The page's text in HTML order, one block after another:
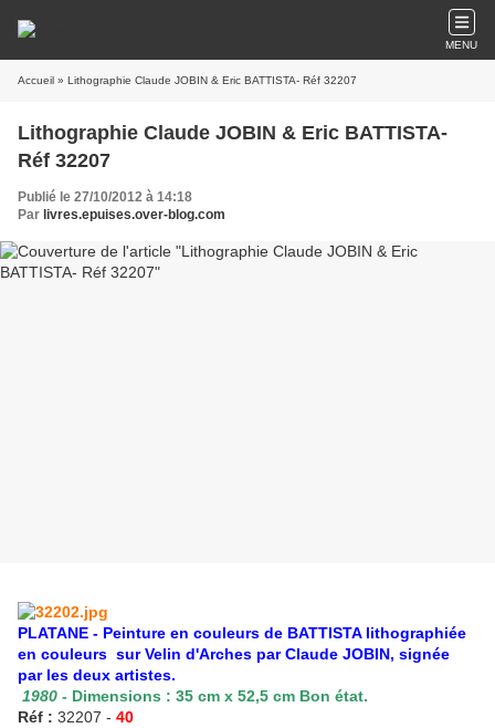
MENU
Accueil » Lithographie Claude JOBIN & Eric BATTISTA- Réf 32207
Lithographie Claude JOBIN & Eric BATTISTA-
Réf 32207
Publié le 27/10/2012 à 14:18
Par livres.epuises.over-blog.com
PLATANE - Peinture en couleurs de BATTISTA lithographiée
en couleurs sur Velin d'Arches par Claude JOBIN, signée
par les deux artistes.
1980 - Dimensions : 35 cm x 52,5 cm Bon état.
Réf : 32207 - 40